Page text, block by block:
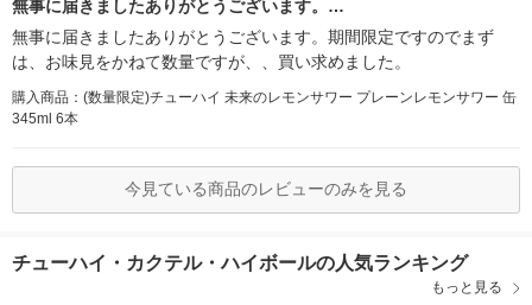
無事に届きましたありがとうございます。…
無事に届きましたありがとうございます。期間限定ですのでまず
は、お味見をかねて数量ですが、、買い求めました。
購入商品：(数量限定)チューハイ 未来のレモンサワー プレーンレモンサワー 缶
345ml 6本
今見ている商品のレビューのみを見る
チューハイ・カクテル・ハイボールの人気ランキング
もっと見る